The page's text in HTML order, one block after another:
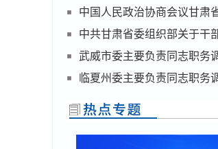
示的公告
中国人民政治协商会议甘肃
届委员会任免名单
中共甘肃省委组织部关于干
示的公告
武威市委主要负责同志职务
临夏州委主要负责同志职务